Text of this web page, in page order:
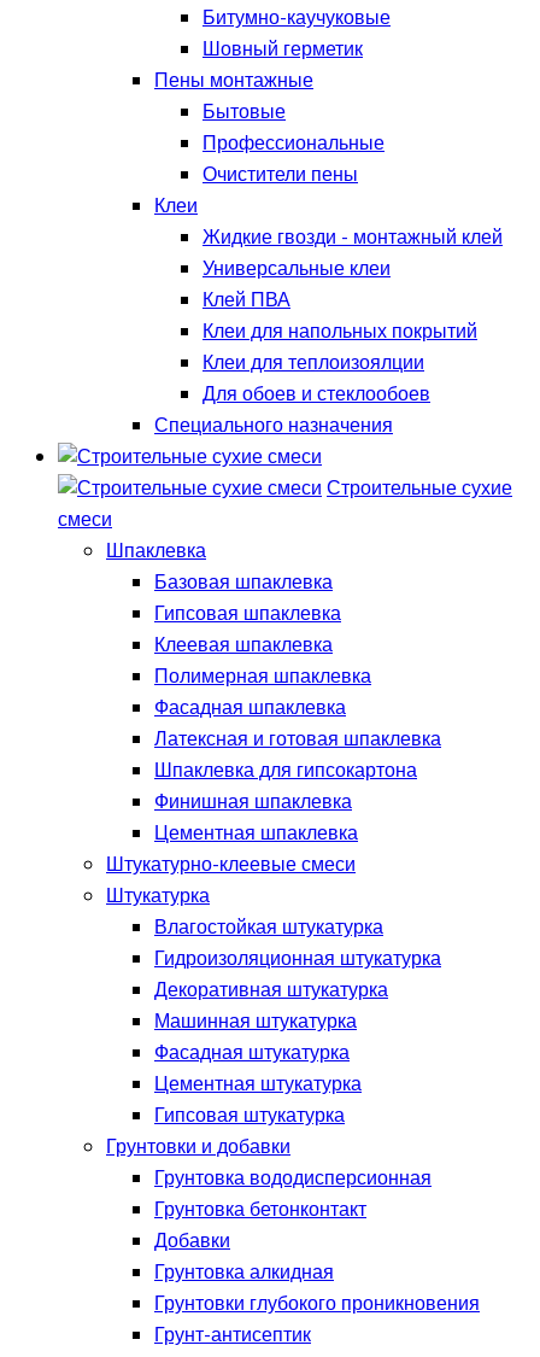
Битумно-каучуковые
Шовный герметик
Пены монтажные
Бытовые
Профессиональные
Очистители пены
Клеи
Жидкие гвозди - монтажный клей
Универсальные клеи
Клей ПВА
Клеи для напольных покрытий
Клеи для теплоизоялции
Для обоев и стеклообоев
Специального назначения
Строительные сухие
смеси
Шпаклевка
Базовая шпаклевка
Гипсовая шпаклевка
Клеевая шпаклевка
Полимерная шпаклевка
Фасадная шпаклевка
Латексная и готовая шпаклевка
Шпаклевка для гипсокартона
Финишная шпаклевка
Цементная шпаклевка
Штукатурно-клеевые смеси
Штукатурка
Влагостойкая штукатурка
Гидроизоляционная штукатурка
Декоративная штукатурка
Машинная штукатурка
Фасадная штукатурка
Цементная штукатурка
Гипсовая штукатурка
Грунтовки и добавки
Грунтовка вододисперсионная
Грунтовка бетонконтакт
Добавки
Грунтовка алкидная
Грунтовки глубокого проникновения
Грунт-антисептик